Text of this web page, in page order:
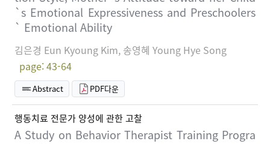
`s Emotional Expressiveness and Preschoolers
` Emotional Ability
김은경 Eun Kyoung Kim, 송영혜 Young Hye Song
page: 43-64
Abstract PDF다운
행동치료 전문가 양성에 관한 고찰
A Study on Behavior Therapist Training Progra